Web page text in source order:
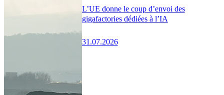
L’UE donne le coup d’envoi des
gigafactories dédiées à l’IA
31.07.2026